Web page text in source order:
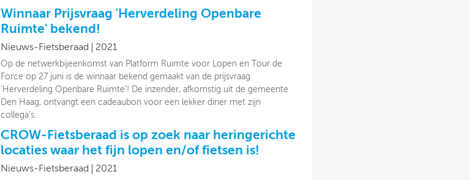
Winnaar Prijsvraag 'Herverdeling Openbare
Ruimte' bekend!
Nieuws-Fietsberaad 2021
Op de netwerkbijeenkomst van Platform Ruimte voor Lopen en Tour de
Force op 27 juni is de winnaar bekend gemaakt van de prijsvraag
'Herverdeling Openbare Ruimte'! De inzender, afkomstig uit de gemeente
Den Haag, ontvangt een cadeaubon voor een lekker diner met zijn
collega's.
CROW-Fietsberaad is op zoek naar heringerichte
locaties waar het fijn lopen en/of fietsen is!
Nieuws-Fietsberaad 2021